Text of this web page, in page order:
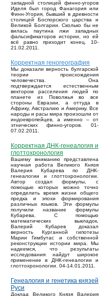
западной столицей финно-угоров
Иделя был город Фанагория или
Финн-Угория, бывший в древности
столицей Боспорского царства и
Великой Болгарии. Сколько бы не
вилась паутина лжи западных
фальсификаторов истории, но ей
всё равно приходит конец. 10-
21.02.2011.
Корректная геногеография
Мы доказали верность булгарской
теории происхождения
человечества. Она
подтверждается естественным
вектором расселения людей по
планете из Поволжья во все
стороны Евразии, а оттуда в
Африку, Австралию и Америку. Все
народы и расы мира произошли от
индоевропейцев, а именно – от
этнических финно-угоров. 01-
07.02.2011.
Корректная ДНК-генеалогия и
глоттохронология
Вашему вниманию представлена
научная работа Великого Князя
Валерия Кубарева по ДНК-
генеалогии и глоттохронологии.
Автор создал формулы, с
помощью которых можно точно
определить время жизни общего
предка и эпохи формирования
различных языков. Эти формулы
получили название формулы
Кубарева. С помощью
математических выкладок,
Валерий Кубарев доказал
верность Курганной гипотезы
Марии Гимбутас и собственной
реконструкции истории мира. Мы
надеемся, что результаты
исследования найдут широкое
применение в ДНК-генеалогии и
глоттохронологии. 04-14.01.2011.
Генеалогия и генетика князей
Руси
Доклад Великого Князя Валерия